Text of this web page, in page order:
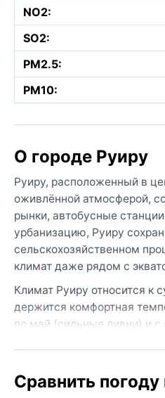
NO2:
SO2:
PM2.5:
PM10:
О городе Руиру
Руиру, расположенный в
оживлённой атмосферой,
рынки, автобусные
урбанизацию, Руиру
сельскохозяйственном
климат даже рядом с
Климат Руиру относится к
держится комфортная
по май (сильные ливни) и с
Влажность редко
Сравнить